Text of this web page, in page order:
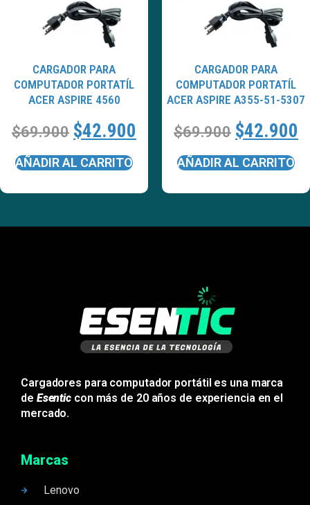
CARGADOR PARA
COMPUTADOR PORTATÍL
ACER ASPIRE 4560
$69.900 $42.900
AÑADIR AL CARRITO
CARGADOR PARA
COMPUTADOR PORTATÍL
ACER ASPIRE A355-51-5307
$69.900 $42.900
AÑADIR AL CARRITO
Cargadores para computador portátil es una marca
de Esentic con más de 20 años de experiencia en el
mercado.
Marcas
Lenovo